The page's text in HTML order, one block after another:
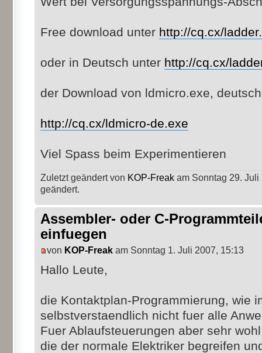
Free download unter http://cq.cx/
oder in Deutsch unter http://cq.cx/
der Download von ldmicro.exe,
http://cq.cx/ldmicro-de.exe
Viel Spass beim Experimentieren
Zuletzt geändert von KOP-Freak am Sonntag 29.
geändert.
Assembler- oder C-
einfuegen
von KOP-Freak am Sonntag 1. Juli 2007, 15:13
Hallo Leute,
die Kontaktplan-Programmierung, wie
selbstverstaendlich nicht fuer alle
Fuer Ablaufsteuerungen aber sehr
die der normale Elektriker begreifen